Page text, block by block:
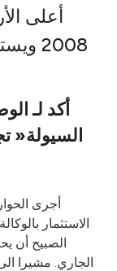
أعلى
أكد لـ
السيولة«
أجرى
الاستثمار
الصبيح أن
الجاري. مشيرا